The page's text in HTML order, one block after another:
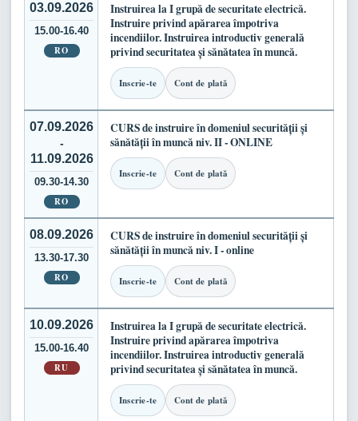
03.09.2026
15.00-16.40
RO
Instruirea la I grupă de securitate electrică.
Instruire privind apărarea împotriva
incendiilor. Instruirea introductiv generală
privind securitatea și sănătatea în muncă.
Inscrie-te Cont de plată
07.09.2026
-
11.09.2026
09.30-14.30
RO
CURS de instruire în domeniul securității și
sănătății în muncă niv. II - ONLINE
Inscrie-te Cont de plată
08.09.2026
13.30-17.30
RO
CURS de instruire în domeniul securității și
sănătății în muncă niv. I - online
Inscrie-te Cont de plată
10.09.2026
15.00-16.40
RU
Instruirea la I grupă de securitate electrică.
Instruire privind apărarea împotriva
incendiilor. Instruirea introductiv generală
privind securitatea și sănătatea în muncă.
Inscrie-te Cont de plată